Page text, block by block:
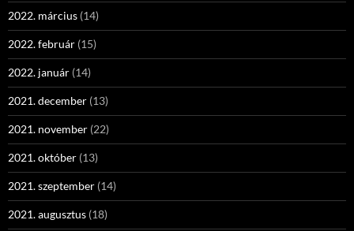
2022. március (14)
2022. február (15)
2022. január (14)
2021. december (13)
2021. november (22)
2021. október (13)
2021. szeptember (14)
2021. augusztus (18)